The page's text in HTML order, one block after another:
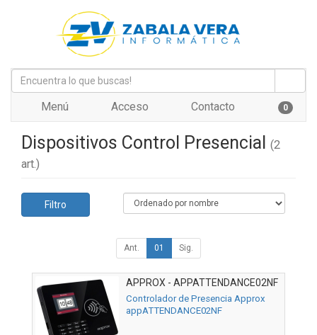
Menú Acceso Contacto 0
Dispositivos Control Presencial
(2
art.)
Filtro
Ant. 01 Sig.
APPROX - APPATTENDANCE02NF
Controlador de Presencia Approx
appATTENDANCE02NF